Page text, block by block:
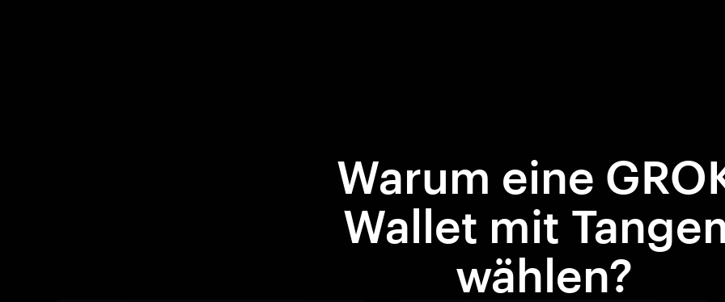
Warum eine
Wallet mit
wählen?